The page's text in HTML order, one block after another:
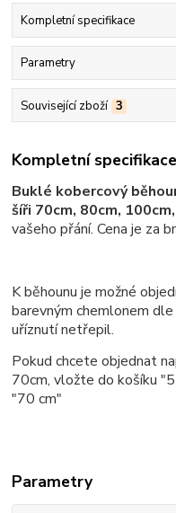
Kompletní specifikace
Parametry
Související zboží 3
Kompletní specifikace
Buklé kobercový
šíři 70cm, 80cm,
vašeho přání. Cena je za
K běhounu je možné
barevným chemlonem
uříznutí netřepil.
Pokud chcete objednat
70cm, vložte do košíku
"70 cm"
Parametry